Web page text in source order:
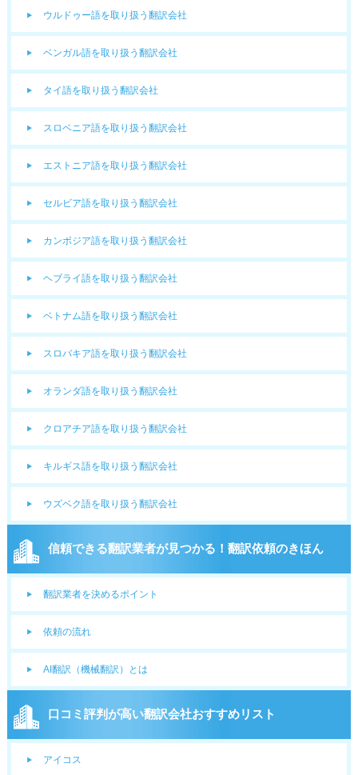
ウルドゥー語を取り扱う翻訳会社
ベンガル語を取り扱う翻訳会社
タイ語を取り扱う翻訳会社
スロベニア語を取り扱う翻訳会社
エストニア語を取り扱う翻訳会社
セルビア語を取り扱う翻訳会社
カンボジア語を取り扱う翻訳会社
ヘブライ語を取り扱う翻訳会社
ベトナム語を取り扱う翻訳会社
スロバキア語を取り扱う翻訳会社
オランダ語を取り扱う翻訳会社
クロアチア語を取り扱う翻訳会社
キルギス語を取り扱う翻訳会社
ウズベク語を取り扱う翻訳会社
信頼できる翻訳業者が見つかる！翻訳依頼のきほん
翻訳業者を決めるポイント
依頼の流れ
AI翻訳（機械翻訳）とは
口コミ評判が高い翻訳会社おすすめリスト
アイコス